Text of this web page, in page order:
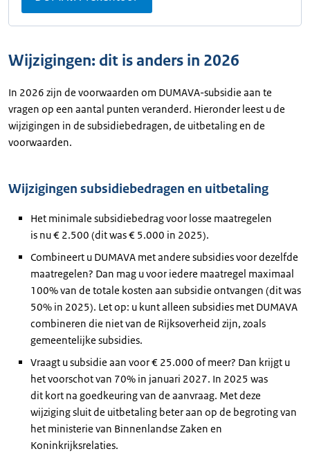
Wijzigingen: dit is anders in 2026
In 2026 zijn de voorwaarden om DUMAVA-subsidie aan te
vragen op een aantal punten veranderd. Hieronder leest u de
wijzigingen in de subsidiebedragen, de uitbetaling en de
voorwaarden.
Wijzigingen subsidiebedragen en uitbetaling
Het minimale subsidiebedrag voor losse maatregelen
is nu € 2.500 (dit was € 5.000 in 2025).
Combineert u DUMAVA met andere subsidies voor dezelfde
maatregelen? Dan mag u voor iedere maatregel maximaal
100% van de totale kosten aan subsidie ontvangen (dit was
50% in 2025). Let op: u kunt alleen subsidies met DUMAVA
combineren die niet van de Rijksoverheid zijn, zoals
gemeentelijke subsidies.
Vraagt u subsidie aan voor € 25.000 of meer? Dan krijgt u
het voorschot van 70% in januari 2027. In 2025 was
dit kort na goedkeuring van de aanvraag. Met deze
wijziging sluit de uitbetaling beter aan op de begroting van
het ministerie van Binnenlandse Zaken en
Koninkrijksrelaties.